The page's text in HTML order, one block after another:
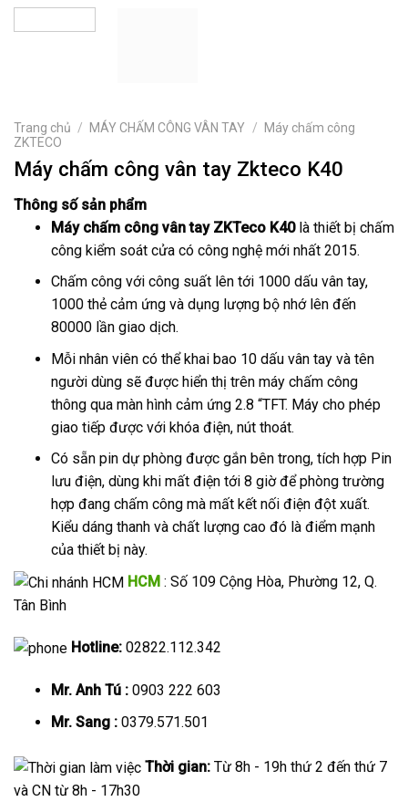
Trang chủ / MÁY CHẤM CÔNG VÂN TAY /
Máy chấm công
ZKTECO
Máy chấm công vân tay Zkteco K40
Thông số sản phẩm
Máy chấm công vân tay ZKTeco K40là thiết bị chấm
công kiểm soát cửa có công nghệ mới nhất 2015.
Chấm công với công suất lên tới 1000 dấu vân tay,
1000 thẻ cảm ứng và dụng lượng bộ nhớ lên đến
80000 lần giao dịch.
Mỗi nhân viên có thể khai bao 10 dấu vân tay và tên
người dùng sẽ được hiển thị trên máy chấm công
thông qua màn hình cảm ứng 2.8 “TFT. Máy cho phép
giao tiếp được với khóa điện, nút thoát.
Có sẵn pin dự phòng được gắn bên trong, tích hợp Pin
lưu điện, dùng khi mất điện tới 8 giờ để phòng trường
hợp đang chấm công mà mất kết nối điện đột xuất.
Kiểu dáng thanh và chất lượng cao đó là điểm mạnh
của thiết bị này.
HCM : Số 109 Cộng Hòa, Phường 12, Q.
Tân Bình
Hotline: 02822.112.342
Mr. Anh Tú :0903 222 603
Mr. Sang :0379.571.501
Thời gian: Từ 8h - 19h thứ 2 đến thứ 7
và CN từ 8h - 17h30